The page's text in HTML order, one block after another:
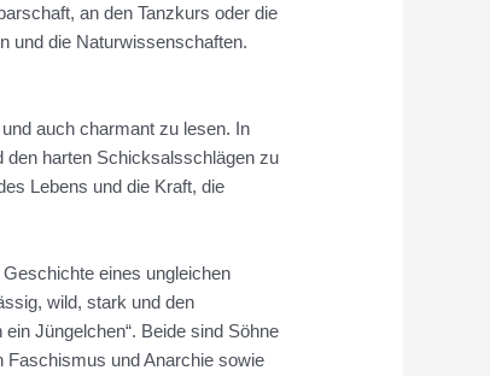
an den Tanzkurs oder die
und die Naturwissenschaften.
auch charmant zu lesen. In
den harten Schicksalsschlägen zu
Lebens und die Kraft, die
eines ungleichen
wild, stark und den
Jüngelchen“. Beide sind Söhne
Faschismus und Anarchie sowie